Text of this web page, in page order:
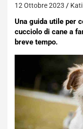
12 Ottobre 2023
Una guida utile per
cucciolo di cane a
breve tempo.